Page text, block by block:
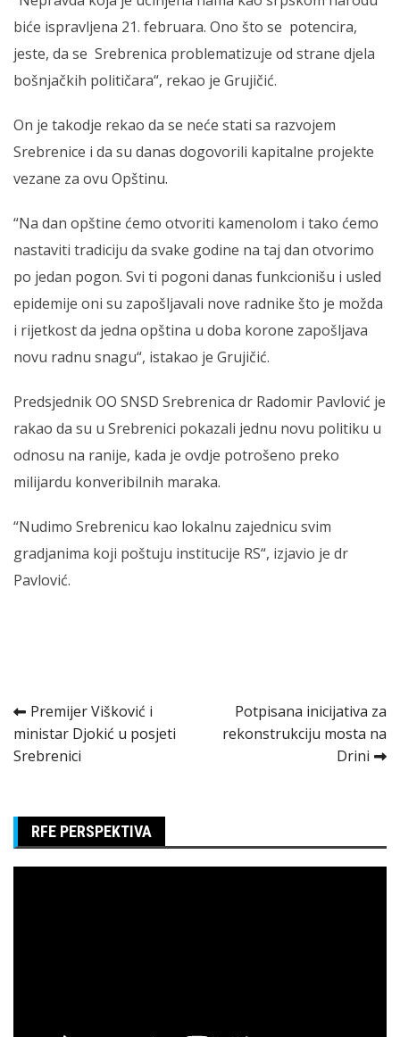
biće ispravljena 21. februara. Ono što se potencira,
jeste, da se Srebrenica problematizuje od strane djela
bošnjačkih političara“, rekao je Grujičić.
On je takodje rekao da se neće stati sa razvojem
Srebrenice i da su danas dogovorili kapitalne projekte
vezane za ovu Opštinu.
“Na dan opštine ćemo otvoriti kamenolom i tako ćemo
nastaviti tradiciju da svake godine na taj dan otvorimo
po jedan pogon. Svi ti pogoni danas funkcionišu i usled
epidemije oni su zapošljavali nove radnike što je možda
i rijetkost da jedna opština u doba korone zapošljava
novu radnu snagu“, istakao je Grujičić.
Predsjednik OO SNSD Srebrenica dr Radomir Pavlović je
rakao da su u Srebrenici pokazali jednu novu politiku u
odnosu na ranije, kada je ovdje potrošeno preko
milijardu konveribilnih maraka.
“Nudimo Srebrenicu kao lokalnu zajednicu svim
gradjanima koji poštuju institucije RS“, izjavio je dr
Pavlović.
Kretanje
članka
Premijer Višković i
ministar Djokić u posjeti
Srebrenici
Potpisana inicijativa za
rekonstrukciju mosta na
Drini
RFE PERSPEKTIVA